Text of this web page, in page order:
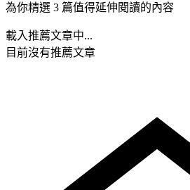
為你精選 3 篇值得延伸閱讀的內容
載入推薦文章中...
目前沒有推薦文章